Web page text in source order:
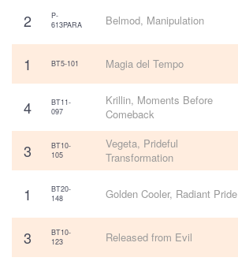
2
P-
613PARA
Belmod, Manipulation
1 BT5-101 Magia del Tempo
4
BT11-
097
Krillin, Moments Before
Comeback
3
BT10-
105
Vegeta, Prideful
Transformation
1
BT20-
148
Golden Cooler, Radiant Pride
3
BT10-
123
Released from Evil